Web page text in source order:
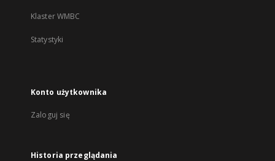
Klaster WMBC
Statystyki
Konto użytkownika
Zaloguj się
Historia przeglądania